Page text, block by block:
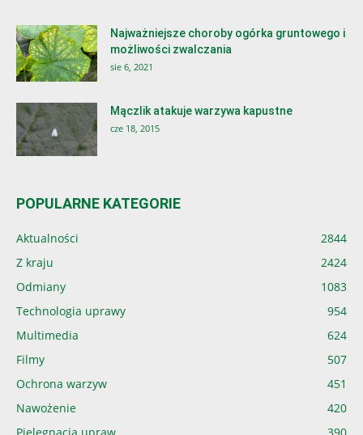
Najważniejsze choroby ogórka gruntowego i
możliwości zwalczania
sie 6, 2021
Mączlik atakuje warzywa kapustne
cze 18, 2015
POPULARNE KATEGORIE
Aktualności
2844
Z kraju
2424
Odmiany
1083
Technologia uprawy
954
Multimedia
624
Filmy
507
Ochrona warzyw
451
Nawożenie
420
Pielęgnacja upraw
390